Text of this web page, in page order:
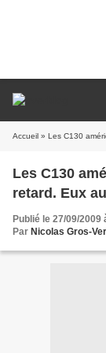
Accueil » Les C130
Les C130
retard. Eux
Publié le 27/09/2009
Par Nicolas Gros-